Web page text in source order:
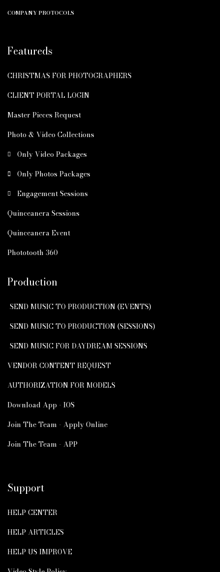
COMPANY PROTOCOLS
Featureds
CHRISTMAS FOR PHOTOGRAPHERS
CLIENT PORTAL LOGIN
Master Pieces Request
Photo & Video Collections
Only Video Packages
Only Photos Packages
Engagement Sessions
Quinceanera Sessions
Quinceanera Event
Phototooth 360
Production
SEND MUSIC TO PRODUCTION (EVENTS)
SEND MUSIC TO PRODUCTION (SESSIONS)
SEND MUSIC FOR DAYDREAM SESSIONS
VENDOR CONTENT REQUEST
AUTHORIZATION FOR MODELS
Download App - IOS
Join The Team - Apply Online
Join The Team - APP
Support
HELP CENTER
HELP ARTICLES
HELP US IMPROVE